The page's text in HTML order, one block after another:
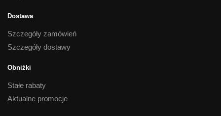
Dostawa
Szczegóły zamówień
Szczegóły dostawy
Obniżki
Stałe rabaty
Aktualne promocje